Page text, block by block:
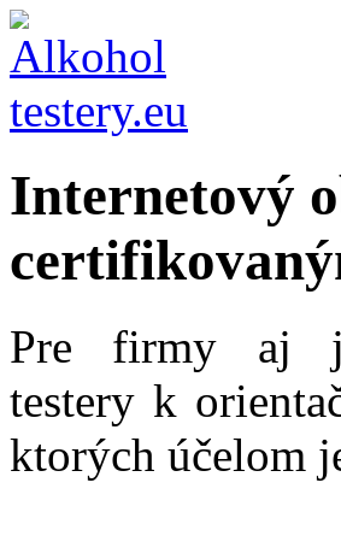
Internetový
Pre firmy aj
testery k
ktorých účelom